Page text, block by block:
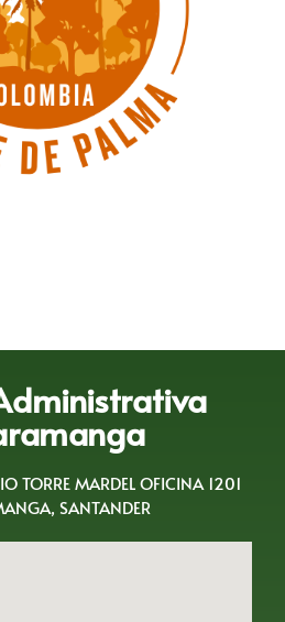
TORRE MARDEL OFICINA 1201
SANTANDER